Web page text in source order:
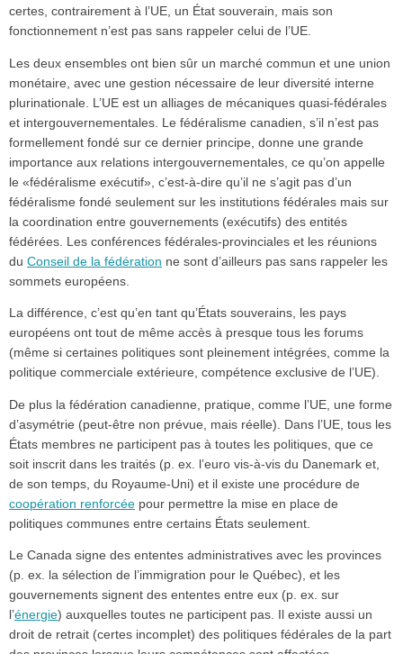
certes, contrairement à l’UE, un État souverain, mais son
fonctionnement n’est pas sans rappeler celui de l’UE.
Les deux ensembles ont bien sûr un marché commun et une union
monétaire, avec une gestion nécessaire de leur diversité interne
plurinationale. L’UE est un alliages de mécaniques quasi-fédérales
et intergouvernementales. Le fédéralisme canadien, s’il n’est pas
formellement fondé sur ce dernier principe, donne une grande
importance aux relations intergouvernementales, ce qu’on appelle
le «fédéralisme exécutif», c’est-à-dire qu’il ne s’agit pas d’un
fédéralisme fondé seulement sur les institutions fédérales mais sur
la coordination entre gouvernements (exécutifs) des entités
fédérées. Les conférences fédérales-provinciales et les réunions
du Conseil de la fédération ne sont d’ailleurs pas sans rappeler les
sommets européens.
La différence, c’est qu’en tant qu’États souverains, les pays
européens ont tout de même accès à presque tous les forums
(même si certaines politiques sont pleinement intégrées, comme la
politique commerciale extérieure, compétence exclusive de l’UE).
De plus la fédération canadienne, pratique, comme l’UE, une forme
d’asymétrie (peut-être non prévue, mais réelle). Dans l’UE, tous les
États membres ne participent pas à toutes les politiques, que ce
soit inscrit dans les traités (p. ex. l’euro vis-à-vis du Danemark et,
de son temps, du Royaume-Uni) et il existe une procédure de
coopération renforcée pour permettre la mise en place de
politiques communes entre certains États seulement.
Le Canada signe des ententes administratives avec les provinces
(p. ex. la sélection de l’immigration pour le Québec), et les
gouvernements signent des ententes entre eux (p. ex. sur
l’énergie) auxquelles toutes ne participent pas. Il existe aussi un
droit de retrait (certes incomplet) des politiques fédérales de la part